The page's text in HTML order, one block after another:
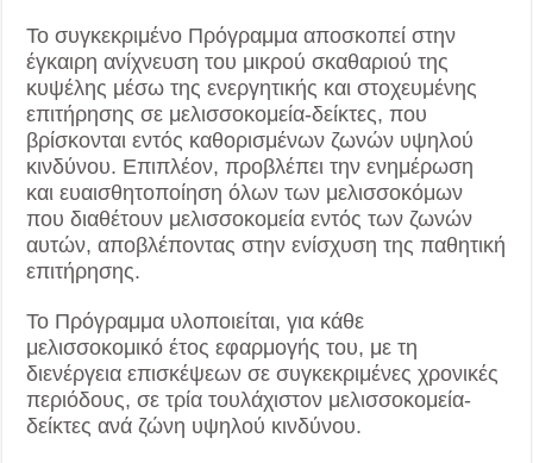
Το συγκεκριμένο Πρόγραμμα αποσκοπεί στην
έγκαιρη ανίχνευση του μικρού σκαθαριού της
κυψέλης μέσω της ενεργητικής και στοχευμένης
επιτήρησης σε μελισσοκομεία-δείκτες, που
βρίσκονται εντός καθορισμένων ζωνών υψηλού
κινδύνου. Επιπλέον, προβλέπει την ενημέρωση
και ευαισθητοποίηση όλων των μελισσοκόμων
που διαθέτουν μελισσοκομεία εντός των ζωνών
αυτών, αποβλέποντας στην ενίσχυση της παθητική
επιτήρησης.
Το Πρόγραμμα υλοποιείται, για κάθε
μελισσοκομικό έτος εφαρμογής του, με τη
διενέργεια επισκέψεων σε συγκεκριμένες χρονικές
περιόδους, σε τρία τουλάχιστον μελισσοκομεία-
δείκτες ανά ζώνη υψηλού κινδύνου.